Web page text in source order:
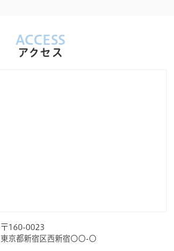
ACCESS
アクセス
〒160-0023
東京都新宿区西新宿〇〇-〇